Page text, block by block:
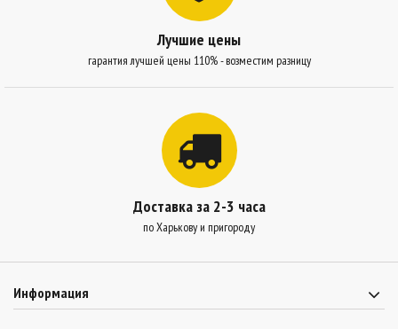
Лучшие цены
гарантия лучшей цены 110% - возместим разницу
Доставка за 2-3 часа
по Харькову и пригороду
Информация